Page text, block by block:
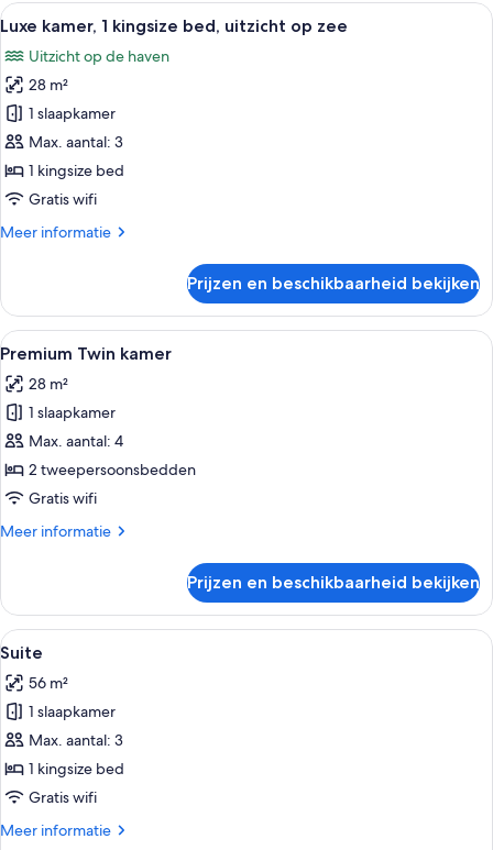
kingsize
Alle
foto's
voor
Luxe
kamer,
1
kingsize
bed,
op
Een hotelkamer met een groot bed,
7
Luxe kamer, 1 kingsize bed, uitzicht op zee
Uitzicht op de haven
28 m²
1 slaapkamer
Max. aantal: 3
1 kingsize bed
Gratis wifi
Meer informatie
Meer
kamer,
kingsize
uitzicht
op
zee
Prijzen en beschikbaarheid bekijken
Alle
foto's
voor
Premium
Twin
kamer
laden
Een hotelkamer met twee bedden,
7
Premium Twin kamer
28 m²
1 slaapkamer
Max. aantal: 4
2 tweepersoonsbedden
Gratis wifi
Meer informatie
Meer
Twin
kamer
Prijzen en beschikbaarheid bekijken
Alle
foto's
voor
Suite
laden
Een moderne woonkamer met een
6
Suite
56 m²
1 slaapkamer
Max. aantal: 3
1 kingsize bed
Gratis wifi
Meer informatie
Meer